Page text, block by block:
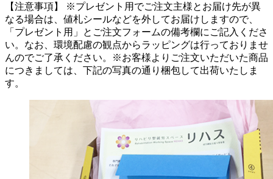
【注意事項】
※プレゼント用でご注文主様とお届け先が異
なる場合は、値札シールなどを外してお届けしますので、
「プレゼント用」とご注文フォームの備考欄にご記入くださ
い。 なお、環境配慮の観点からラッピングは行っておりませ
んのでご了承ください。
※お客様よりご注文いただいた商品
につきましては、下記の写真の通り梱包して出荷いたしま
す。